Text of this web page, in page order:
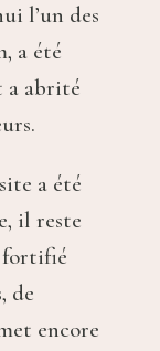
l’un des
a été
a abrité
a été
il reste
fortifié
de
encore